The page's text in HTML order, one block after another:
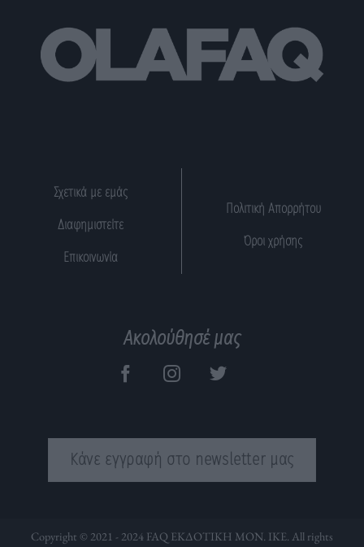
Σχετικά με εμάς
Διαφημιστείτε
Επικοινωνία
Πολιτική Απορρήτου
Όροι χρήσης
Ακολούθησέ μας
Κάνε εγγραφή στο newsletter μας
Copyright © 2021 - 2024 FAQ ΕΚΔΟΤΙΚΗ ΜΟΝ. ΙΚΕ. All rights